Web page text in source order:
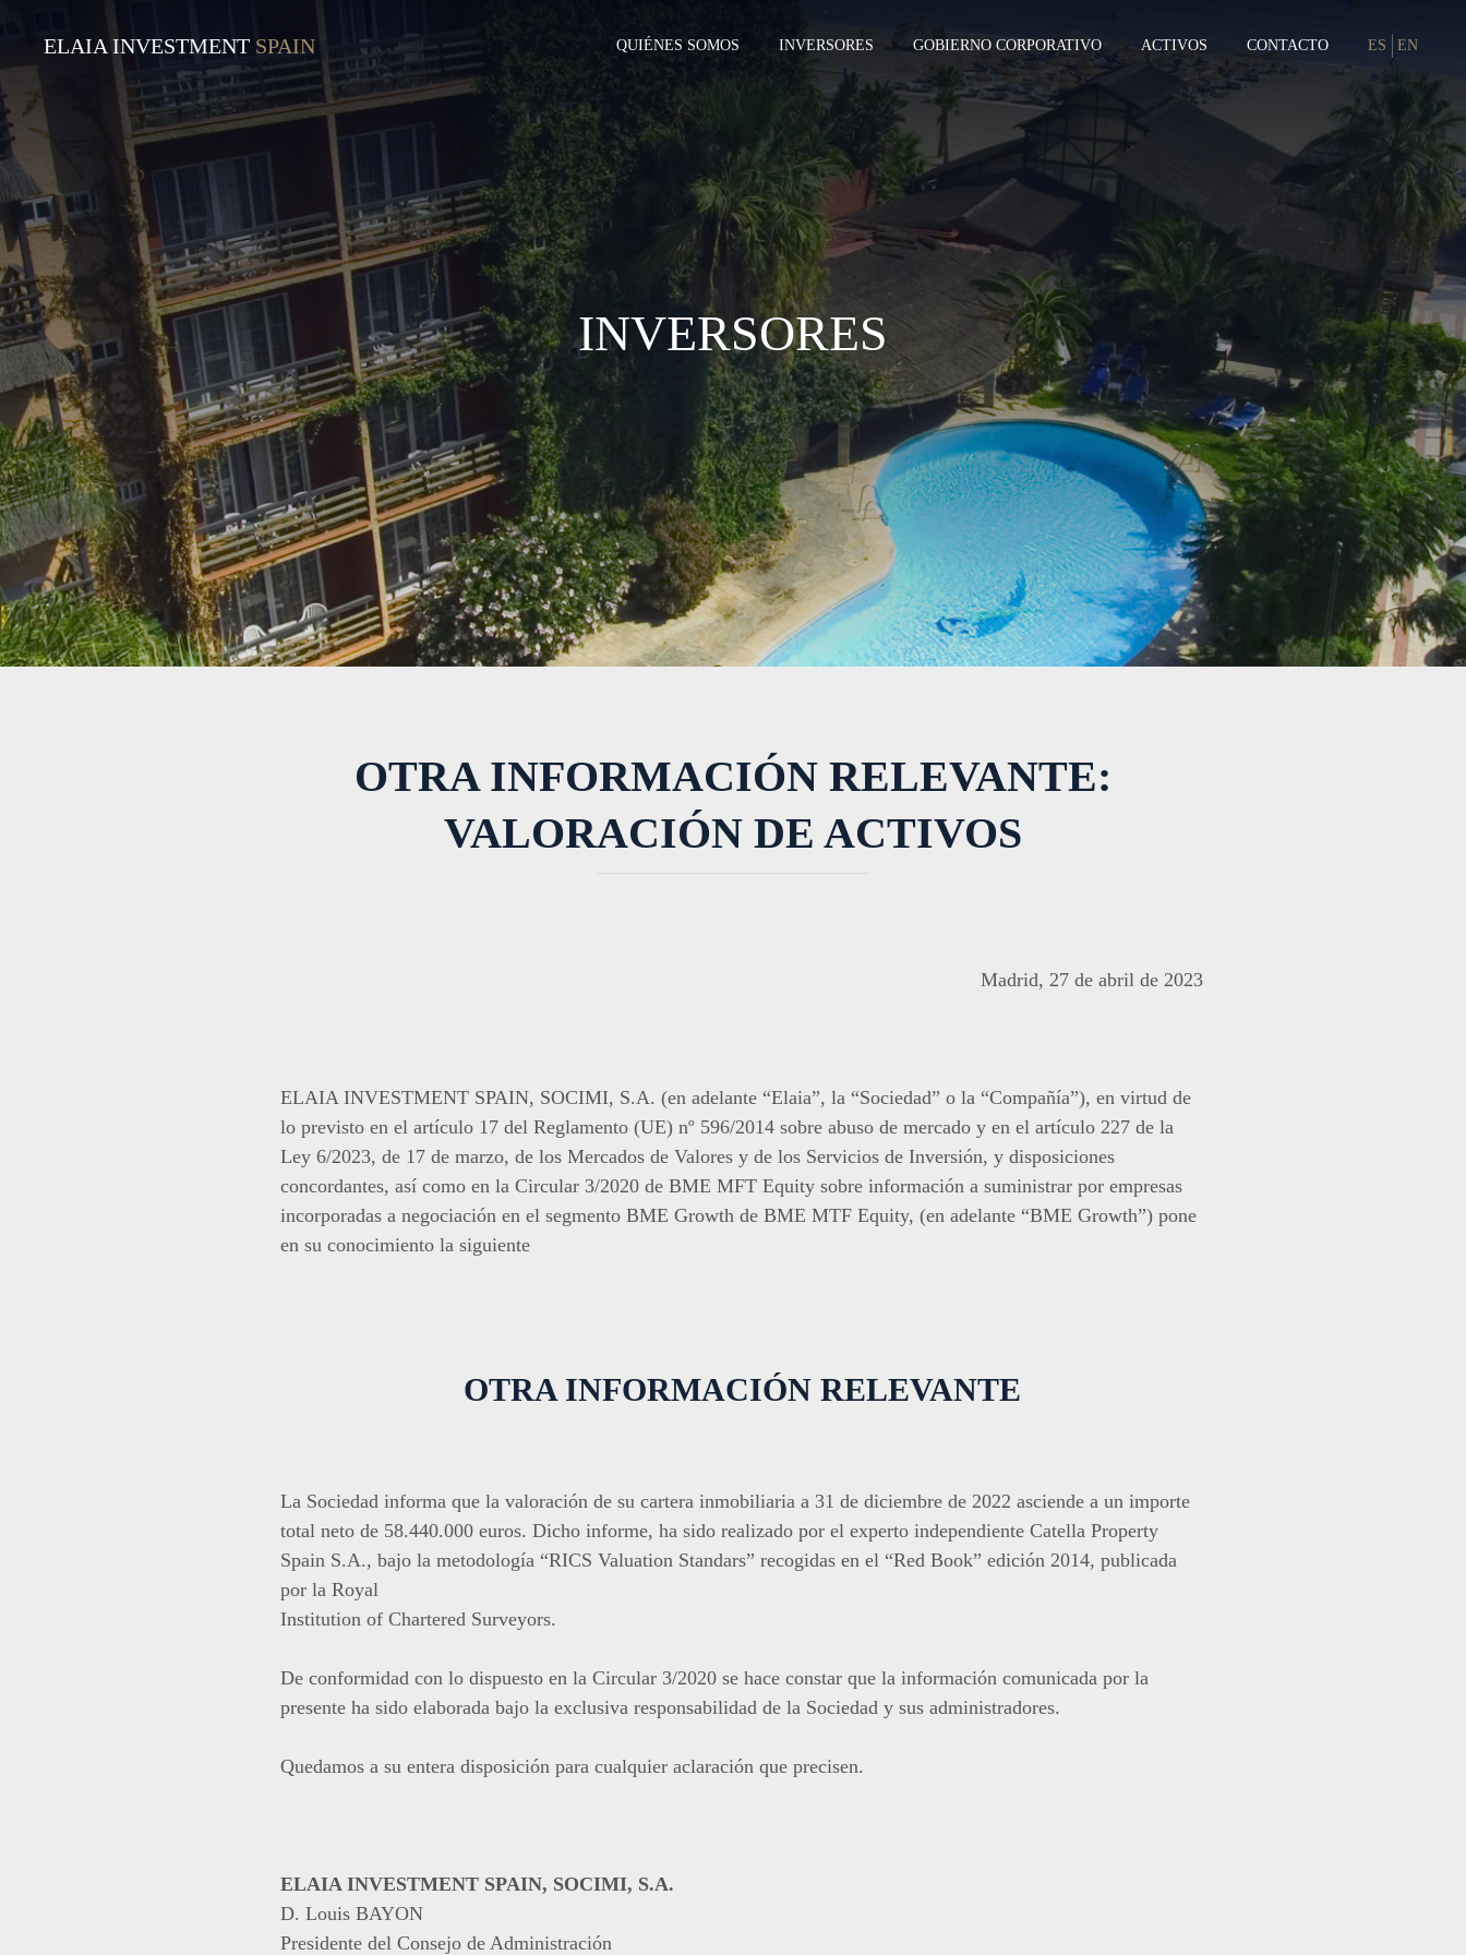
ELAIA INVESTMENT QUIÉNES SOMOS INVERSORES GOBIERNO CORPORATIVO ACTIVOS CONTACTO ES EN
INVERSORES
OTRA INFORMACIÓN RELEVANTE:
VALORACIÓN DE ACTIVOS
Madrid, 27 de abril de 2023
ELAIA INVESTMENT SPAIN, SOCIMI, S.A. (en adelante “Elaia”, la “Sociedad” o la “Compañía”), en virtud de
lo previsto en el artículo 17 del Reglamento (UE) nº 596/2014 sobre abuso de mercado y en el artículo 227 de la
Ley 6/2023, de 17 de marzo, de los Mercados de Valores y de los Servicios de Inversión, y disposiciones
concordantes, así como en la Circular 3/2020 de BME MFT Equity sobre información a suministrar por empresas
incorporadas a negociación en el segmento BME Growth de BME MTF Equity, (en adelante “BME Growth”) pone
en su conocimiento la siguiente
OTRA INFORMACIÓN RELEVANTE
La Sociedad informa que la valoración de su cartera inmobiliaria a 31 de diciembre de 2022 asciende a un importe
total neto de 58.440.000 euros. Dicho informe, ha sido realizado por el experto independiente Catella Property
Spain S.A., bajo la metodología “RICS Valuation Standars” recogidas en el “Red Book” edición 2014, publicada
por la Royal
Institution of Chartered Surveyors.
De conformidad con lo dispuesto en la Circular 3/2020 se hace constar que la información comunicada por la
presente ha sido elaborada bajo la exclusiva responsabilidad de la Sociedad y sus administradores.
Quedamos a su entera disposición para cualquier aclaración que precisen.
ELAIA INVESTMENT SPAIN, SOCIMI, S.A.
D. Louis BAYON
Presidente del Consejo de Administración